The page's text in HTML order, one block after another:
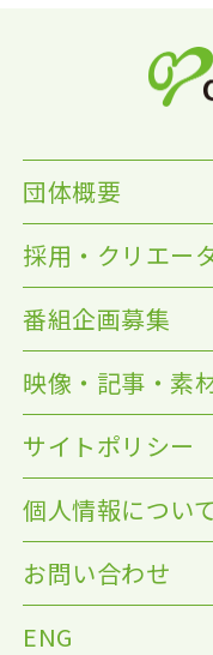
団体概要
採用・クリエー
番組企画募集
映像・記事・素
サイトポリシー
個人情報につい
お問い合わせ
ENG